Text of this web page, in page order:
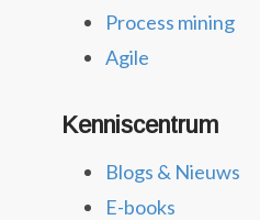
Process mining
Agile
Kenniscentrum
Blogs & Nieuws
E-books